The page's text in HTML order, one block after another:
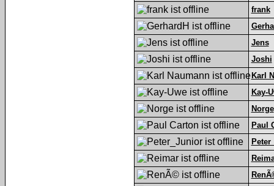
frank
Jens
Joshi
Karl
Kay-
Norge
Paul